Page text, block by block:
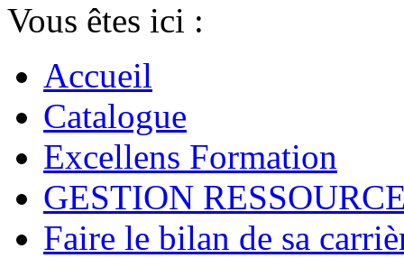
Vous êtes ici :
Accueil
Catalogue
Excellens Formation
GESTION
Faire le bilan de sa